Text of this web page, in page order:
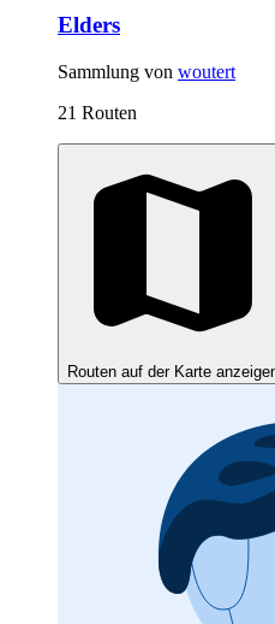
Elders
Sammlung von woutert
21 Routen
Routen auf der Karte